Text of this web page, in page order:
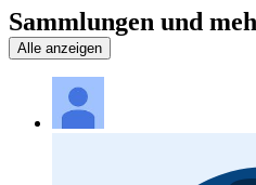
Sammlungen und
Alle anzeigen